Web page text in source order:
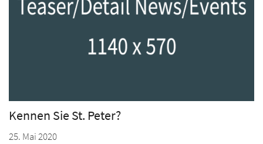
Kennen Sie St. Peter?
25. Mai 2020